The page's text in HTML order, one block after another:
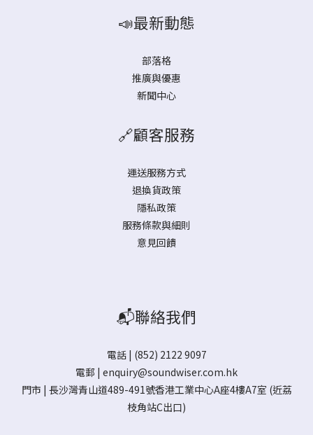
📣最新動態
部落格
推廣與優惠
新聞中心
🔗顧客服務
運送服務方式
退換貨政策
隱私政策
服務條款與細則
意見回饋
📬聯絡我們
電話 | (852) 2122 9097
電郵 | enquiry@soundwiser.com.hk
門市 | 長沙灣青山道489-491號香港工業中心A座4樓A7室 (近荔
枝角站C出口)